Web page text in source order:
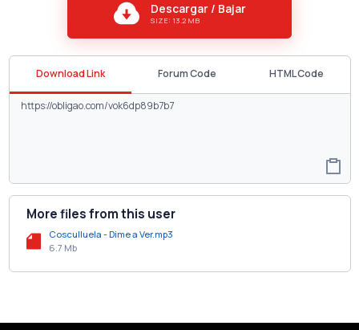
Descargar / Bajar
SIZE: 13.2 MB
Download Link Forum Code HTML Code
More files from this user
Cosculluela - Dime a Ver.mp3
6.7 Mb